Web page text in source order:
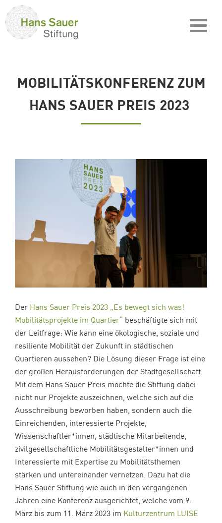
MOBILITÄTSKONFERENZ ZUM
HANS SAUER PREIS 2023
Der Hans Sauer Preis 2023 „Es bewegt sich was!
Mobilitätsprojekte im Quartier“ beschäftigte sich mit
der Leitfrage: Wie kann eine ökologische, soziale und
resiliente Mobilität der Zukunft in städtischen
Quartieren aussehen? Die Lösung dieser Frage ist eine
der großen Herausforderungen der Stadtgesellschaft.
Mit dem Hans Sauer Preis möchte die Stiftung dabei
nicht nur Projekte auszeichnen, welche sich auf die
Ausschreibung beworben haben, sondern auch die
Einreichenden, interessierte Projekte,
Wissenschaftler*innen, städtische Mitarbeitende,
zivilgesellschaftliche Mobilitätsgestalter*innen und
Interessierte mit Expertise zu Mobilitätsthemen
stärken und untereinander vernetzen. Dazu hat die
Hans Sauer Stiftung wie auch in den vergangenen
Jahren eine Konferenz ausgerichtet, welche vom 9.
März bis zum 11. März 2023 im Kulturzentrum LUISE